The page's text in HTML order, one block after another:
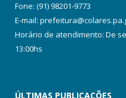
Fone: (91) 98201-9773
E-mail:
Horário de atendimento: De
13:00hs
ÚLTIMAS PUBLICAÇÕES